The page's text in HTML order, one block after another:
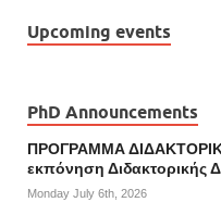
Upcoming events
PhD Announcements
ΠΡΟΓΡΑΜΜΑ
εκπόνηση Διδακτορικής
Monday July 6th, 2026